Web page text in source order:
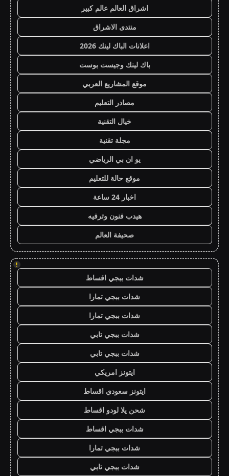
اشراق العالم عالم كبير
منتدى الاشراق
اعلانات الباك لينك 2026
باك لينك وجيست بوست
موقع المشاريع العربي
مصادر التعليم
خيال التقنية
مجلة تقنية
يو ان بي الرياضي
موقع حالة للتعليم
اخبار 24 ساعة
هيدب فنون وترفيه
صحيفة العالم
!
شدات ببجي اقساط
شدات ببجي تمارا
شدات ببجي تمارا
شدات ببجي تابي
شدات ببجي تابي
ايتونز امريكي
ايتونز سعودي اقساط
شحن يلا لودو اقساط
شدات ببجي اقساط
شدات ببجي تمارا
شدات ببجي تابي